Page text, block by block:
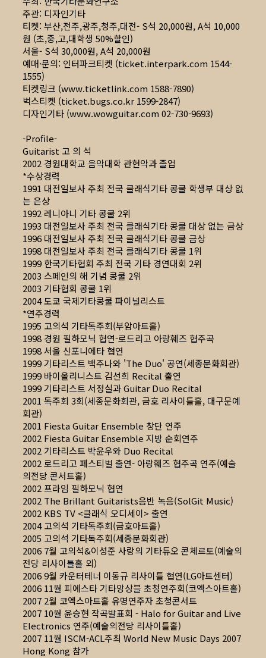
주관: 디자인기타
티켓: 부산,전주,광주,청주,대전- S석 20,000원, A석 10,000
원 (초,중,고,대학생 50%할인)
서울- S석 30,000원, A석 20,000원
예매·문의: 인터파크티켓 (ticket.interpark.com 1544-
1555)
티켓링크 (www.ticketlink.com 1588-7890)
벅스티켓 (ticket.bugs.co.kr 1599-2847)
디자인기타 (www.wowguitar.com 02-730-9693)
-Profile-
Guitarist 고 의 석
2002 경원대학교 음악대학 관현악과 졸업
*수상경력
1991 대전일보사 주최 전국 클래식기타 콩쿨 학생부 대상 없
는 은상
1992 레니아니 기타 콩쿨 2위
1993 대전일보사 주최 전국 클래식기타 콩쿨 대상 없는 금상
1996 대전일보사 주최 전국 클래식기타 콩쿨 금상
1998 대전일보사 주최 전국 클래식기타 콩쿨 1위
1999 한국기타협회 주최 전국 기타 경연대회 2위
2003 스페인의 해 기념 콩쿨 2위
2003 기타협회 콩쿨 1위
2004 도쿄 국제기타콩쿨 파이널리스트
*연주경력
1995 고의석 기타독주회(부암아트홀)
1998 경원 필하모닉 협연-로드리고 아랑훼즈 협주곡
1998 서울 신포니에타 협연
1999 기타리스트 백주나와 'The Duo' 공연(세종문화회관)
1999 바이올리니스트 김선희 Recital 출연
1999 기타리스트 서정실과 Guitar Duo Recital
2001 독주회 3회(세종문화회관, 금호 리사이틀홀, 대구문예
회관)
2001 Fiesta Guitar Ensemble 창단 연주
2002 Fiesta Guitar Ensemble 지방 순회연주
2002 기타리스트 박윤우와 Duo Recital
2002 로드리고 페스티벌 출연- 아랑훼즈 협주곡 연주(예술
의전당 콘서트홀)
2002 프라임 필하모닉 협연
2002 The Brillant Guitarists음반 녹음(SolGit Music)
2002 KBS TV <클래식 오디세이> 출연
2004 고의석 기타독주회(금호아트홀)
2005 고의석 기타독주회(세종문화회관)
2006 7월 고의석&이성준 사랑의 기타듀오 콘체르토(예술의
전당 리사이틀홀 외)
2006 9월 카운터테너 이동규 리사이틀 협연(LG아트센터)
2006 11월 피에스타 기타앙상블 초청연주회(코엑스아트홀)
2007 2월 코엑스아트홀 유명연주자 초청콘서트
2007 10월 윤승현 작곡발표회 - Halo for Guitar and Live
Electronics 연주(예술의전당 리사이틀홀)
2007 11월 ISCM-ACL주최 World New Music Days 2007
Hong Kong 참가